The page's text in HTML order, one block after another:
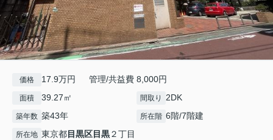
価格 17.9万円 管理/共益費 8,000円
面積 39.27㎡ 間取り 2DK
築年数 築43年 所在階 6階/7階建
所在地 東京都目黒区目黒２丁目